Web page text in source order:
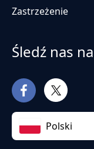
Zastrzeżenie
Śledź nas na
Polski